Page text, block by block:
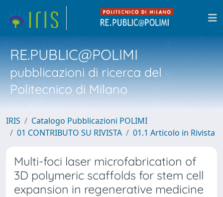
RE.PUBLIC@POLIMI
pubblicazioni di ricerca del
Politecnico di Milano
IRIS
Catalogo Pubblicazioni POLIMI
01 CONTRIBUTO SU RIVISTA
01.1 Articolo in Rivista
Multi-foci laser microfabrication of
3D polymeric scaffolds for stem cell
expansion in regenerative medicine